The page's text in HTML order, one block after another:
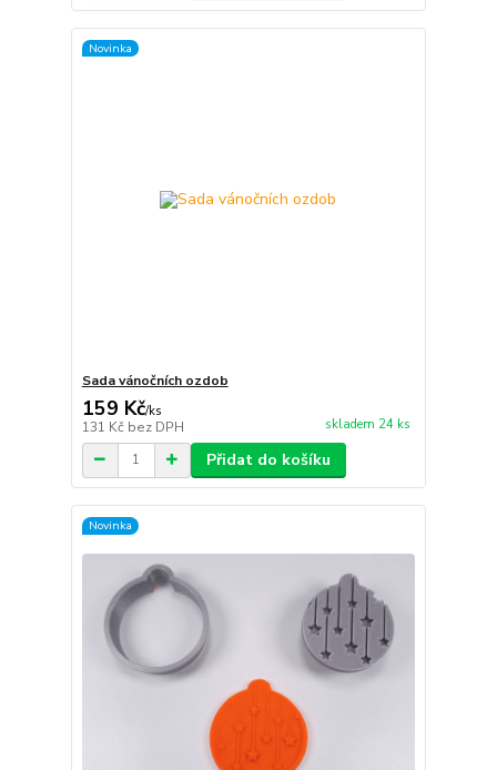
Novinka
Sada vánočních ozdob
159 Kč/ks
131 Kč bez DPH skladem 24 ks
Přidat do košíku
Novinka